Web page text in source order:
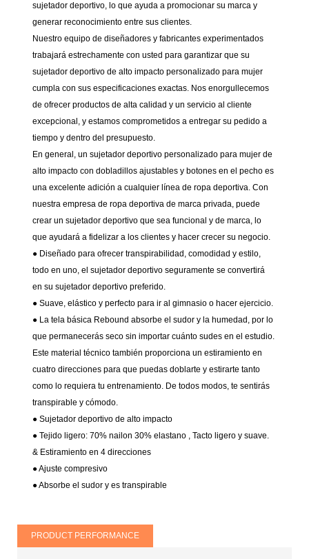
sujetador deportivo, lo que ayuda a promocionar su marca y
generar reconocimiento entre sus clientes.
Nuestro equipo de diseñadores y fabricantes experimentados
trabajará estrechamente con usted para garantizar que su
sujetador deportivo de alto impacto personalizado para mujer
cumpla con sus especificaciones exactas. Nos enorgullecemos
de ofrecer productos de alta calidad y un servicio al cliente
excepcional, y estamos comprometidos a entregar su pedido a
tiempo y dentro del presupuesto.
En general, un sujetador deportivo personalizado para mujer de
alto impacto con dobladillos ajustables y botones en el pecho es
una excelente adición a cualquier línea de ropa deportiva. Con
nuestra empresa de ropa deportiva de marca privada, puede
crear un sujetador deportivo que sea funcional y de marca, lo
que ayudará a fidelizar a los clientes y hacer crecer su negocio.
● Diseñado para ofrecer transpirabilidad, comodidad y estilo,
todo en uno, el sujetador deportivo seguramente se convertirá
en su sujetador deportivo preferido.
● Suave, elástico y perfecto para ir al gimnasio o hacer ejercicio.
● La tela básica Rebound absorbe el sudor y la humedad, por lo
que permanecerás seco sin importar cuánto sudes en el estudio.
Este material técnico también proporciona un estiramiento en
cuatro direcciones para que puedas doblarte y estirarte tanto
como lo requiera tu entrenamiento. De todos modos, te sentirás
transpirable y cómodo.
● Sujetador deportivo de alto impacto
● Tejido ligero:70% nailon 30% elastano , Tacto ligero y suave.
& Estiramiento en 4 direcciones
● Ajuste compresivo
●Absorbe el sudor y es transpirable
PRODUCT PERFORMANCE